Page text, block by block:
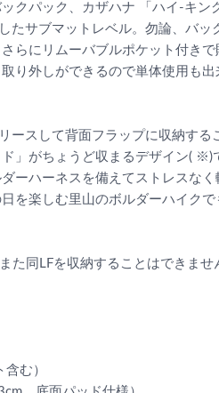
クパック、カザハナ 「ハイ-キン
たサブマットレベル。勿論、バッ
らにリムーバブルポケット付き
り外しができるので単体使用も出
ースして背面フラップに収納する
」がちょうど収まるデザイン( ※)
ーハーネスを備えてストレスな
を楽しむ里山のボルダーハイク
同LFを収納することはできませ
む）